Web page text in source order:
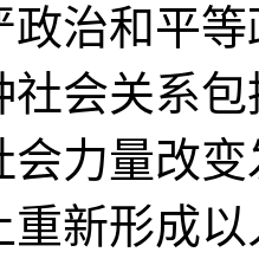
政治和平
社会关系
会力量改
重新形成